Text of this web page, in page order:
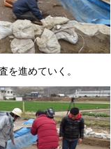
を進めていく。